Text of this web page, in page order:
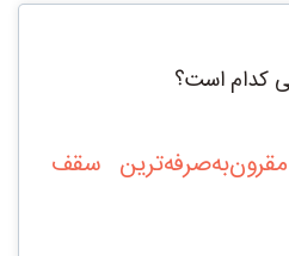
کدام است؟
سقف